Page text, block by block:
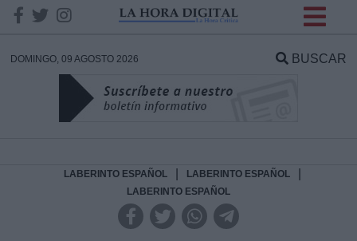
DOMINGO, 09 AGOSTO 2026 BUSCAR
LABERINTO ESPAÑOL LABERINTO ESPAÑOL
LABERINTO ESPAÑOL
DATOS
Responsable: